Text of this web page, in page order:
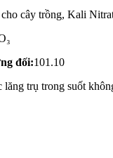
cây trồng, Kali
đối:101.10
lăng trụ trong suốt